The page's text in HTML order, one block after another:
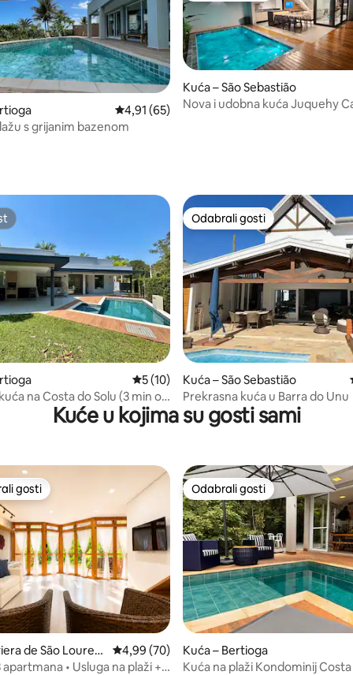
recenzija: 45 Prosječna ocjena: 4,91/5, recenzija: 65
4,91 (65)
s grijanim bazenom
Kuća – São Sebastião
Nova i udobna kuća Juquehy
recenzija: 63
Prosječna ocjena: 5/5, recenzija: 10
5 (10)
na Costa do Solu (3 min od
Odabrali gosti
Odabrali gosti
Kuća – São Sebastião
Prekrasna kuća u Barra do Unu
Kuće u kojima su gosti sami
5, recenzija: 11
rangiranima s oznakom „Odabrali gosti”
gosti
de São Louren
Prosječna ocjena: 4,99/5, recenzija: 70
4,99 (70)
apartmana • Usluga na plaži +
Odabrali gosti
Odabrali gosti
Kuća – Bertioga
Kuća na plaži Kondominij